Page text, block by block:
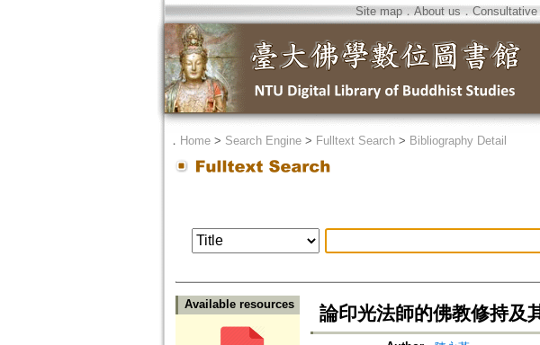
Site map．About us ．
． Home> Search Engine> Fulltext Search> Bibliography Detail
Available resources 論印光法師的佛教修持及